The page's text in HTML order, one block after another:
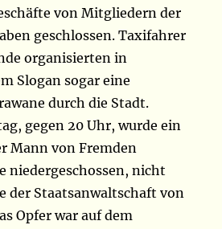
von Mitgliedern der
geschlossen. Taxifahrer
organisierten in
Slogan sogar eine
durch die Stadt.
gegen 20 Uhr, wurde ein
Mann von Fremden
niedergeschossen, nicht
der Staatsanwaltschaft von
Opfer war auf dem